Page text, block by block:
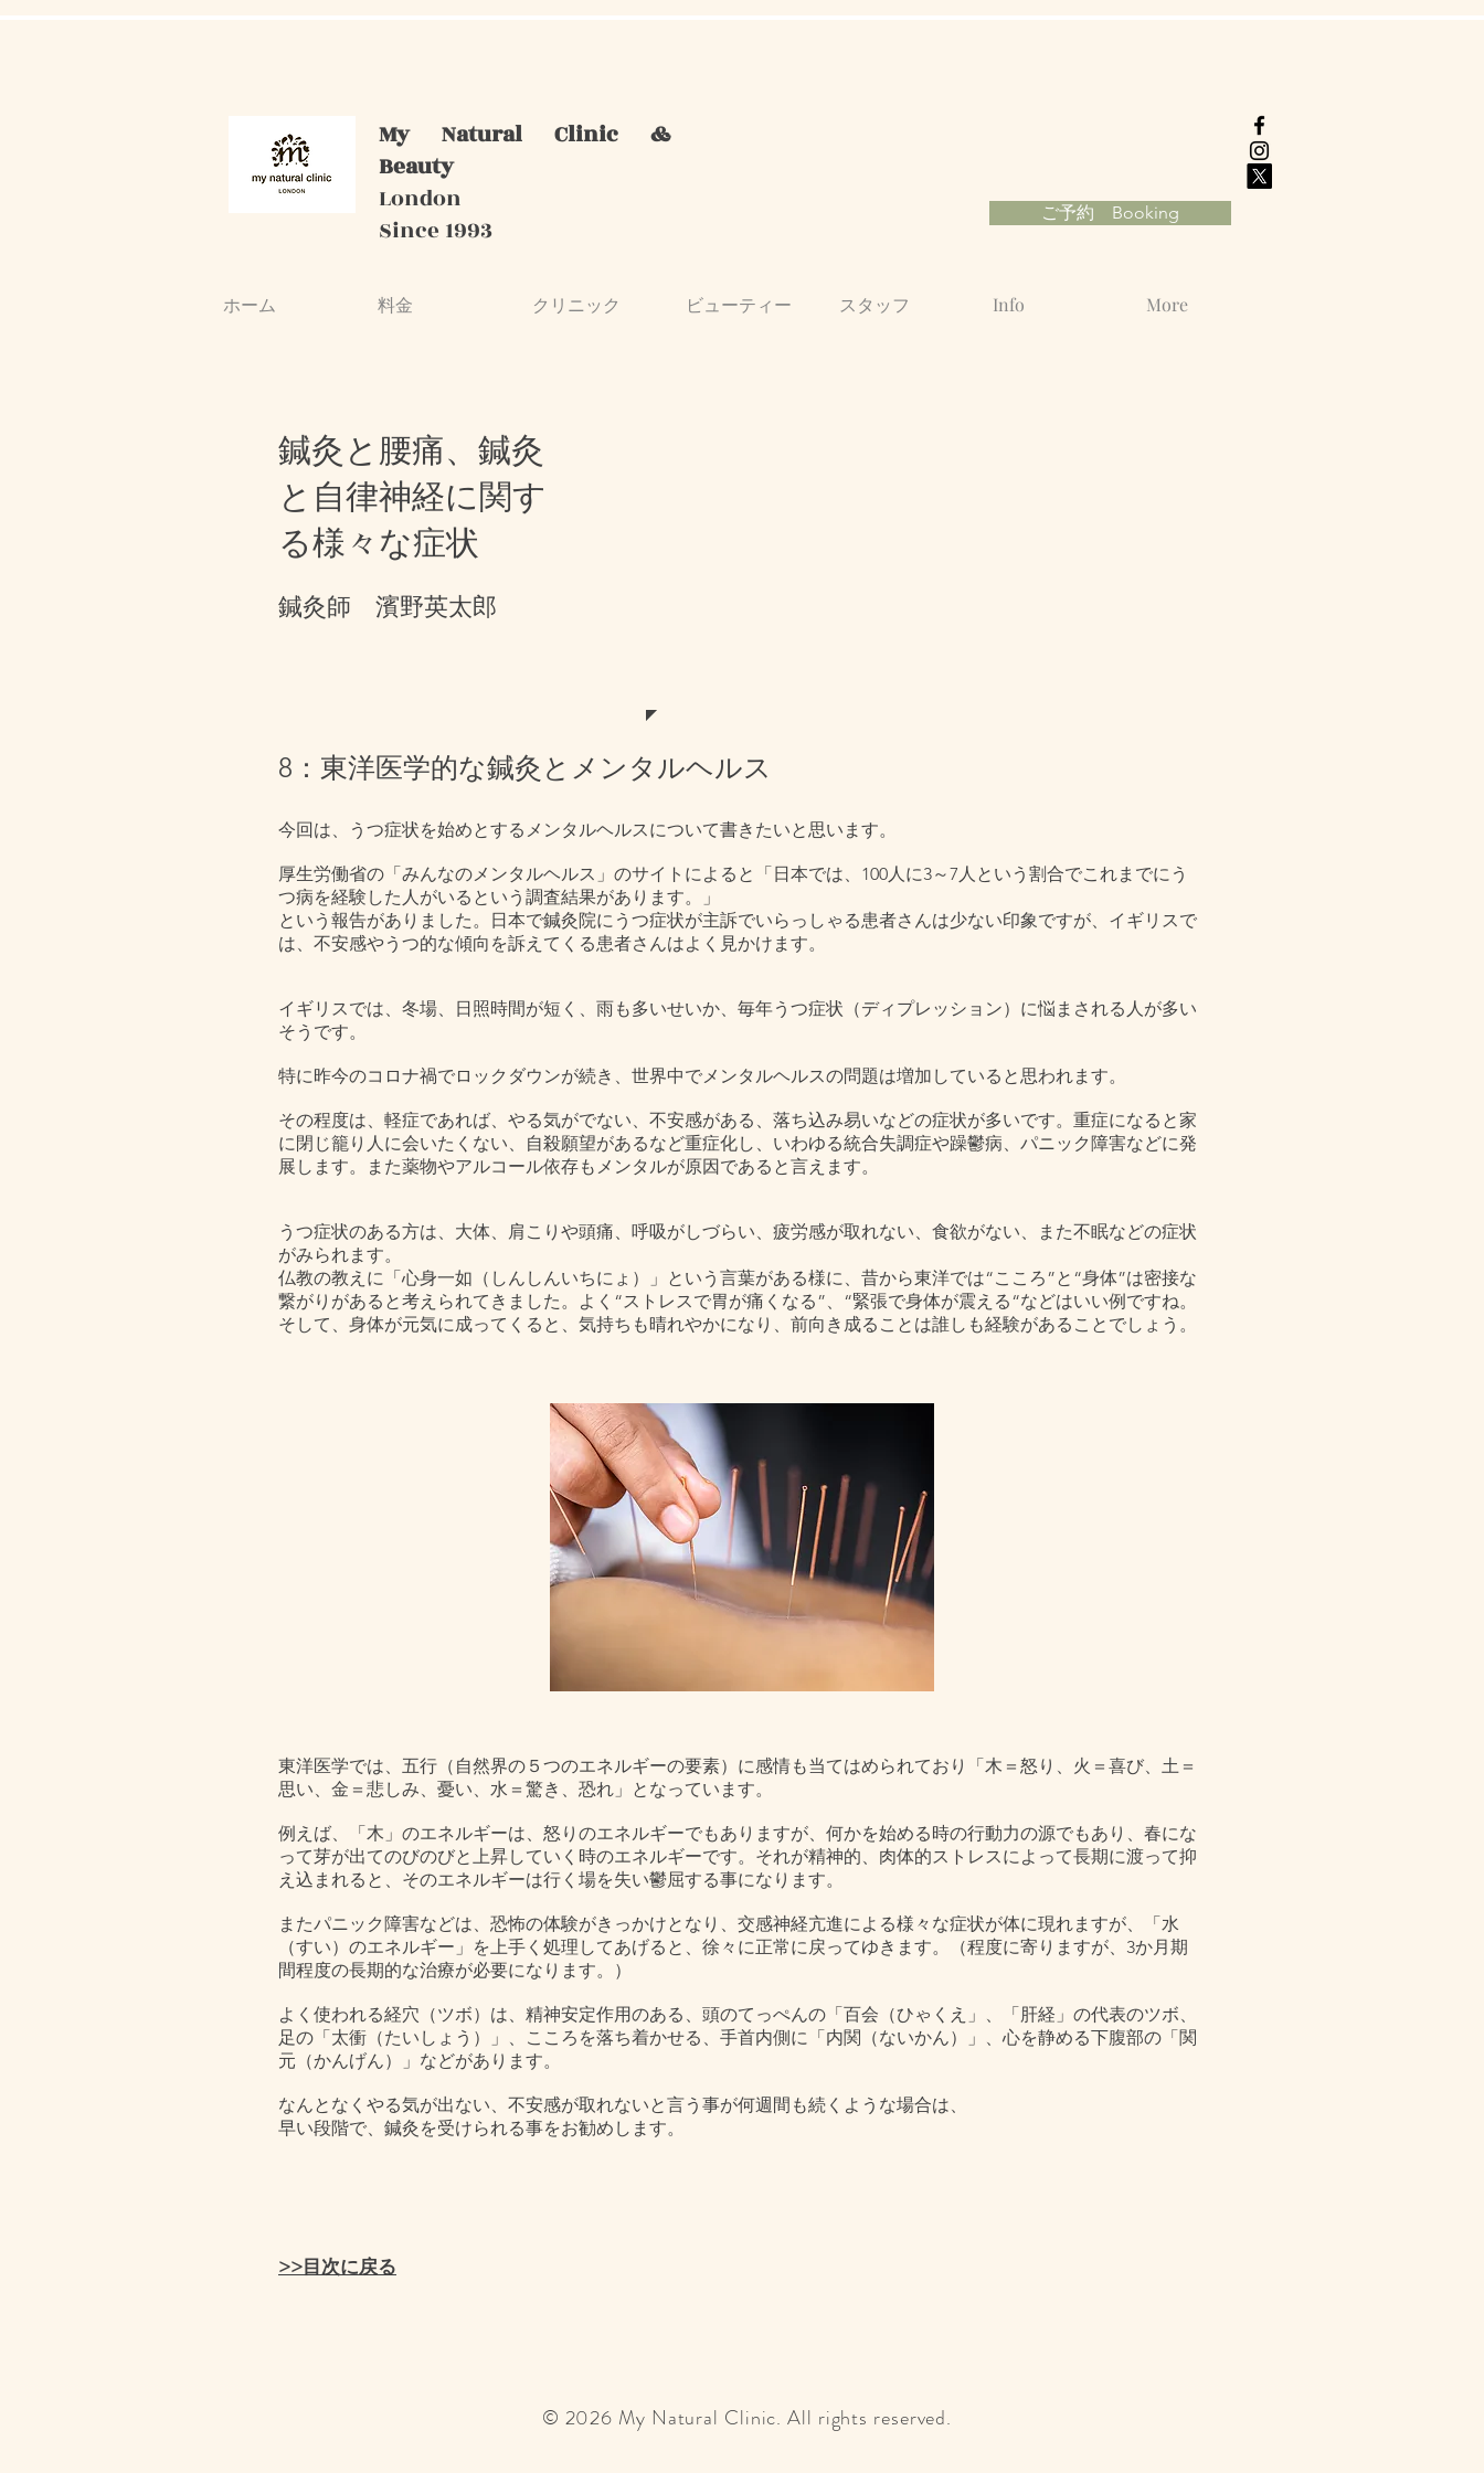
My Natural Clinic &
Beauty
London
Since 1993
ご予約 Booking
ホーム 料金 クリニック ビューティー スタッフ Info More
鍼灸と腰痛、鍼灸
と自律神経に関す
る様々な症状
鍼灸師 濱野英太郎
8：東洋医学的な鍼灸とメンタルヘルス
今回は、うつ症状を始めとするメンタルヘルスについて書きたいと思います。
厚生労働省の「みんなのメンタルヘルス」のサイトによると「日本では、100人に3～7人という割合でこれまでにう
つ病を経験した人がいるという調査結果があります。」
という報告がありました。日本で鍼灸院にうつ症状が主訴でいらっしゃる患者さんは少ない印象ですが、イギリスで
は、不安感やうつ的な傾向を訴えてくる患者さんはよく見かけます。
イギリスでは、冬場、日照時間が短く、雨も多いせいか、毎年うつ症状（ディプレッション）に悩まされる人が多い
そうです。
特に昨今のコロナ禍でロックダウンが続き、世界中でメンタルヘルスの問題は増加していると思われます。
その程度は、軽症であれば、やる気がでない、不安感がある、落ち込み易いなどの症状が多いです。重症になると家
に閉じ籠り人に会いたくない、自殺願望があるなど重症化し、いわゆる統合失調症や躁鬱病、パニック障害などに発
展します。また薬物やアルコール依存もメンタルが原因であると言えます。
うつ症状のある方は、大体、肩こりや頭痛、呼吸がしづらい、疲労感が取れない、食欲がない、また不眠などの症状
がみられます。
仏教の教えに「心身一如（しんしんいちにょ）」という言葉がある様に、昔から東洋では“こころ”と“身体”は密接な
繋がりがあると考えられてきました。よく“ストレスで胃が痛くなる”、“緊張で身体が震える“などはいい例ですね。
そして、身体が元気に成ってくると、気持ちも晴れやかになり、前向き成ることは誰しも経験があることでしょう。
東洋医学では、五行（自然界の５つのエネルギーの要素）に感情も当てはめられており「木＝怒り、火＝喜び、土＝
思い、金＝悲しみ、憂い、水＝驚き、恐れ」となっています。
例えば、「木」のエネルギーは、怒りのエネルギーでもありますが、何かを始める時の行動力の源でもあり、春にな
って芽が出てのびのびと上昇していく時のエネルギーです。それが精神的、肉体的ストレスによって長期に渡って抑
え込まれると、そのエネルギーは行く場を失い鬱屈する事になります。
またパニック障害などは、恐怖の体験がきっかけとなり、交感神経亢進による様々な症状が体に現れますが、「水
（すい）のエネルギー」を上手く処理してあげると、徐々に正常に戻ってゆきます。（程度に寄りますが、3か月期
間程度の長期的な治療が必要になります。）
よく使われる経穴（ツボ）は、精神安定作用のある、頭のてっぺんの「百会（ひゃくえ」、「肝経」の代表のツボ、
足の「太衝（たいしょう）」、こころを落ち着かせる、手首内側に「内関（ないかん）」、心を静める下腹部の「関
元（かんげん）」などがあります。
なんとなくやる気が出ない、不安感が取れないと言う事が何週間も続くような場合は、
早い段階で、鍼灸を受けられる事をお勧めします。
>>目次に戻る
© 2026 My Natural Clinic. All rights reserved.